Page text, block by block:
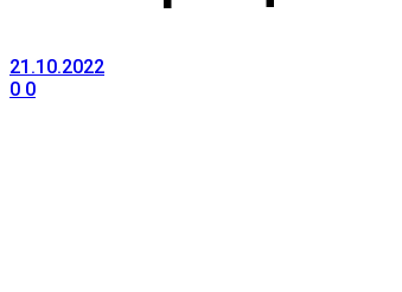
21.10.2022
0 0